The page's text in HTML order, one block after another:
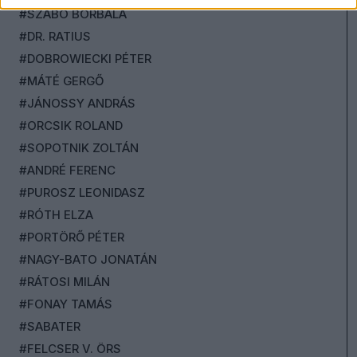
#SZABÓ BORBÁLA
#DR. RATIUS
#DOBROWIECKI PÉTER
#MÁTÉ GERGŐ
#JÁNOSSY ANDRÁS
#ORCSIK ROLAND
#SOPOTNIK ZOLTÁN
#ANDRÉ FERENC
#PUROSZ LEONIDASZ
#RÓTH ELZA
#PORTÖRŐ PÉTER
#NAGY-BATO JONATÁN
#RÁTOSI MILÁN
#FONAY TAMÁS
#SABATER
#FELCSER V. ÖRS